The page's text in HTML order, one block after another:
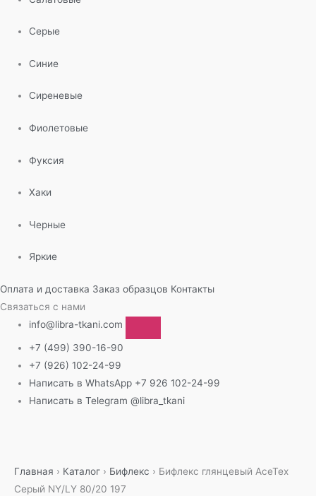
Серые
Синие
Сиреневые
Фиолетовые
Фуксия
Хаки
Черные
Яркие
Оплата и доставка Заказ образцов Контакты
Связаться с нами
info@libra-tkani.com
+7 (499) 390-16-90
+7 (926) 102-24-99
Написать в WhatsApp +7 926 102-24-99
Написать в Telegram @libra_tkani
содержимому
Главная › Каталог › Бифлекс › Бифлекс глянцевый AceTex
Серый NY/LY 80/20 197